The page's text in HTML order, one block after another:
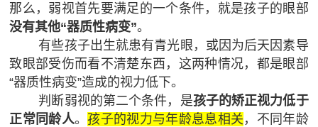
练
（家
庭）
语
言
表
学
习
障
碍
运
动
管
理
登
录
那么，弱视首先要满足的一个条件，就是孩子的眼部
没有其他“器质性病变”。
有些孩子出生就患有青光眼，或因为后天因素导
致眼部受伤而看不清楚东西，这两种情况，都是眼部
“器质性病变”造成的视力低下。
判断弱视的第二个条件，是孩子的矫正视力低于
正常同龄人。孩子的视力与年龄息息相关 ，不同年龄